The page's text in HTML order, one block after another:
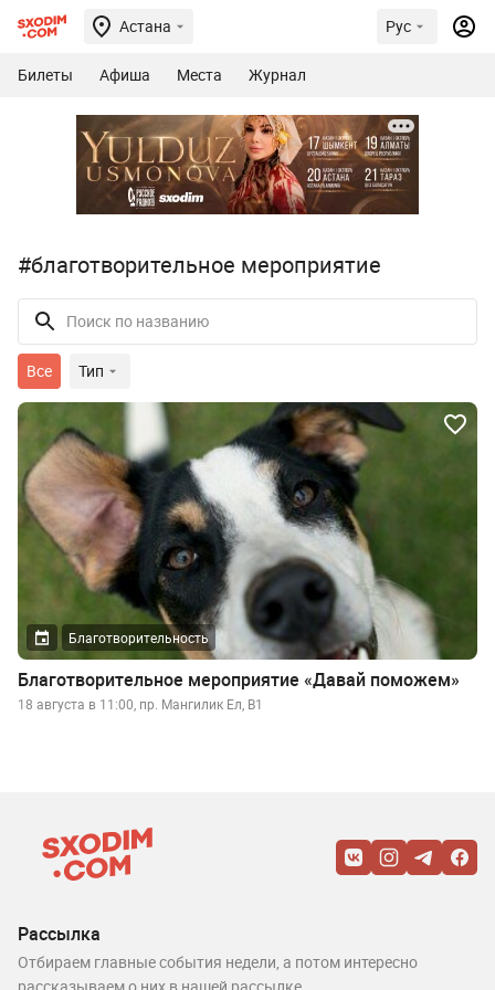
Астана Рус
Билеты Афиша Места Журнал
#благотворительное мероприятие
Все Тип
Благотворительность
Благотворительное мероприятие «Давай поможем»
18 августа в 11:00, пр. Мангилик Ел, B1
Рассылка
Отбираем главные события недели, а потом интересно